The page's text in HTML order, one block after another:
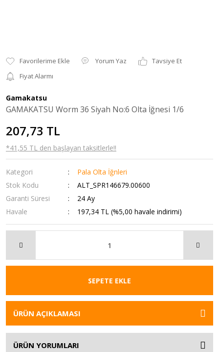
Yorum Yaz
Tavsiye Et
Fiyat Alarmı
Gamakatsu
GAMAKATSU Worm 36 Siyah No:6 Olta İğnesi 1/6
207,73 TL
*41,55 TL den başlayan taksitlerle!!
Kategori
Pala Olta İğnleri
Stok Kodu
ALT_SPR146679.00600
Garanti Süresi
24 Ay
Havale
197,34 TL (%5,00 havale indirimi)
SEPETE EKLE
ÜRÜN AÇIKLAMASI
ÜRÜN YORUMLARI